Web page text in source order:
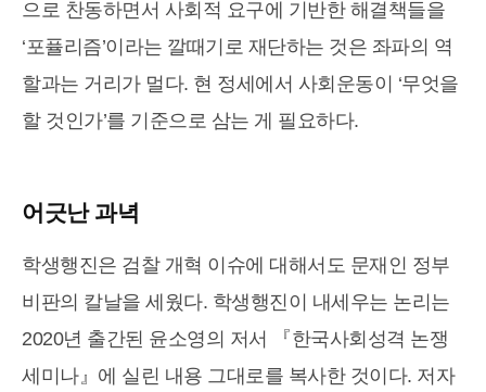
으로 찬동하면서 사회적 요구에 기반한 해결책들을
‘포퓰리즘’이라는 깔때기로 재단하는 것은 좌파의 역
할과는 거리가 멀다. 현 정세에서 사회운동이 ‘무엇을
할 것인가’를 기준으로 삼는 게 필요하다.
어긋난 과녁
학생행진은 검찰 개혁 이슈에 대해서도 문재인 정부
비판의 칼날을 세웠다. 학생행진이 내세우는 논리는
2020년 출간된 윤소영의 저서 『한국사회성격 논쟁
세미나』에 실린 내용 그대로를 복사한 것이다. 저자